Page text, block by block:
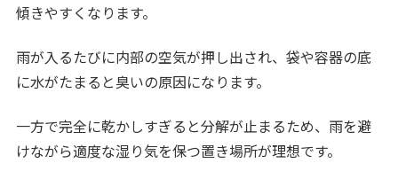
傾きやすくなります。
雨が入るたびに内部の空気が押し出され、袋や容器の底
に水がたまると臭いの原因になります。
一方で完全に乾かしすぎると分解が止まるため、雨を避
けながら適度な湿り気を保つ置き場所が理想です。